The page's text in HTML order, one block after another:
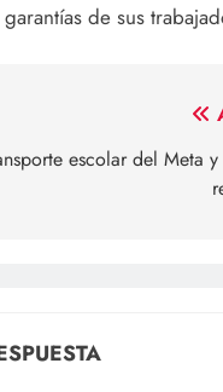
de sus
escolar del Meta